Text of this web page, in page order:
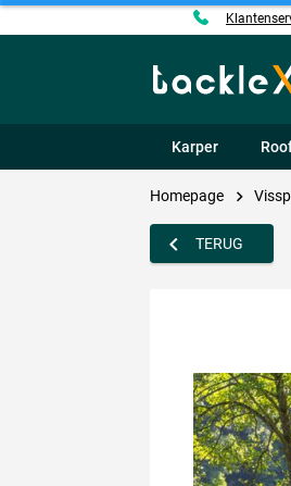
Karper
Homepage
TERUG